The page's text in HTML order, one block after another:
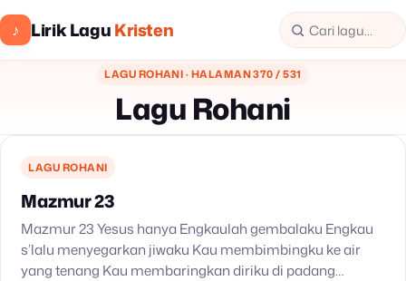
♪ Lirik LaguKristen
LAGU ROHANI · HALAMAN 370 / 531
Lagu Rohani
LAGU ROHANI
Mazmur 23
Mazmur 23 Yesus hanya Engkaulah gembalaku Engkau
s’lalu menyegarkan jiwaku Kau membimbingku ke air
yang tenang Kau membaringkan diriku di padang